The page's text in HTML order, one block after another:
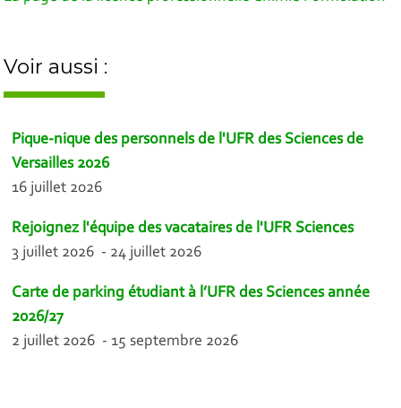
Voir aussi :
Pique-nique des personnels de l'UFR des Sciences de
Versailles 2026
16 juillet 2026
Rejoignez l'équipe des vacataires de l'UFR Sciences
3 juillet 2026 - 24 juillet 2026
Carte de parking étudiant à l’UFR des Sciences année
2026/27
2 juillet 2026 - 15 septembre 2026